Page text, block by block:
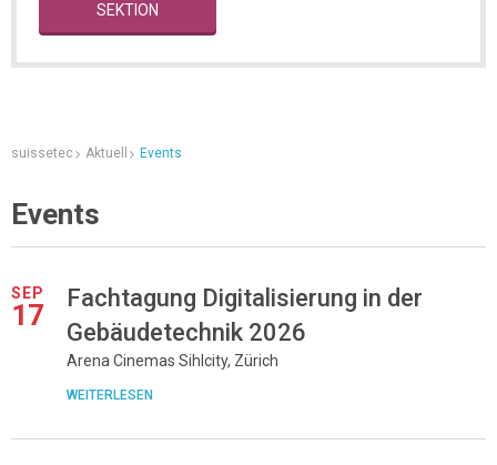
SEKTION
suissetec Aktuell Events
Events
SEP
17
Fachtagung Digitalisierung in der
Gebäudetechnik 2026
Arena Cinemas Sihlcity, Zürich
WEITERLESEN